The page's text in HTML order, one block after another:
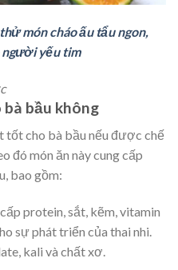
món cháo ấu tẩu ngon,
người yếu tim
bầu không
tốt cho bà bầu nếu được chế
đó món ăn này cung cấp
bao gồm:
protein, sắt, kẽm, vitamin
sự phát triển của thai nhi.
kali và chất xơ.